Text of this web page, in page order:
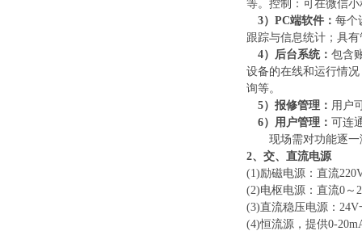
等。控制：可在微信
3） PC端软件： 每个
跟踪与信息统计；具
4） 后台系统： 包含
设备的在线和运行情
询等。
5） 报修管理： 用户
6） 用户管理： 可连
现场需对功能逐
2、交、直流电源
(1)励磁电源：直流
(2)电枢电源：直流0～
(3)直流稳压电源： 24V
(4)恒流源，提供0-